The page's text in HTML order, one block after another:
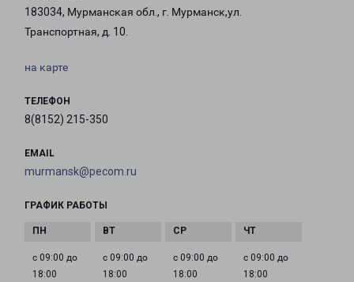
183034, Мурманская обл., г. Мурманск,ул.
Транспортная, д. 10.
на карте
ТЕЛЕФОН
8(8152) 215-350
EMAIL
murmansk@pecom.ru
ГРАФИК РАБОТЫ
с 09:00 до
18:00
с 09:00 до
18:00
с 09:00 до
18:00
с 09:00 до
18:00